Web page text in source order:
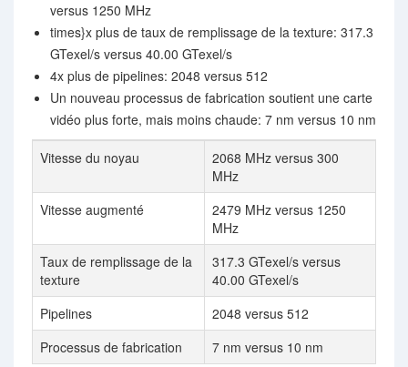
versus 1250 MHz
times}x plus de taux de remplissage de la texture: 317.3
GTexel/s versus 40.00 GTexel/s
4x plus de pipelines: 2048 versus 512
Un nouveau processus de fabrication soutient une carte
vidéo plus forte, mais moins chaude: 7 nm versus 10 nm
Vitesse du noyau
2068 MHz versus 300
MHz
Vitesse augmenté
2479 MHz versus 1250
MHz
Taux de remplissage de la
texture
317.3 GTexel/s versus
40.00 GTexel/s
Pipelines
2048 versus 512
Processus de fabrication
7 nm versus 10 nm